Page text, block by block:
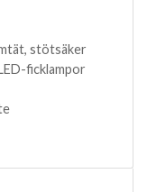
stötsäker
ficklampor